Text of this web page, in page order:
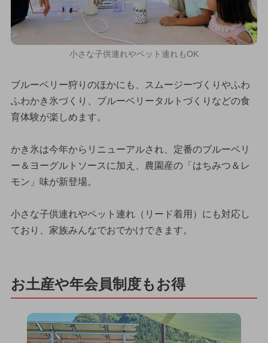
小さな子供連れやペット連れもOK
ブルーベリー狩りのほかにも、スムージーづくりやふわ
ふわかき氷づくり、ブルーベリータルトづくりなどの食
育体験が楽しめます。
かき氷は今年からリニューアルされ、定番のブルーベリ
ー＆ヨーグルトソースに加え、農園産の「はちみつ＆レ
モン」味が新登場。
小さな子供連れやペット連れ（リード着用）にも対応し
ており、家族みんなでおでかけできます。
お土産や年会員制度もお得